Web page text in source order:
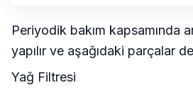
Periyodik bakım kapsamında
yapılır ve aşağıdaki parçalar
Yağ Filtresi